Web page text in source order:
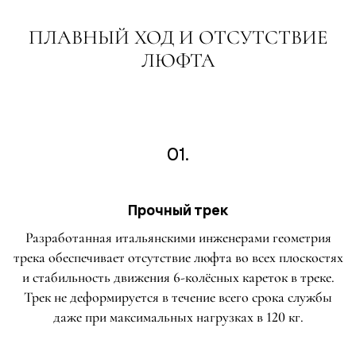
ПЛАВНЫЙ ХОД И ОТСУТСТВИЕ
ЛЮФТА
01.
Прочный трек
Разработанная итальянскими инженерами геометрия
трека обеспечивает отсутствие люфта во всех плоскостях
и стабильность движения 6-колёсных кареток в треке.
Трек не деформируется в течение всего срока службы
даже при максимальных нагрузках в 120 кг.